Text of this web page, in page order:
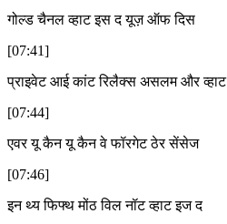
गोल्ड चैनल व्हाट इस द यूज़ ऑफ दिस
[07:41]
प्राइवेट आई कांट रिलैक्स असलम और व्हाट
[07:44]
एवर यू कैन यू कैन वे फॉरगेट ठेर सेंसेज
[07:46]
इन थ्य फिफ्थ मोंठ विल नॉट व्हाट इज द